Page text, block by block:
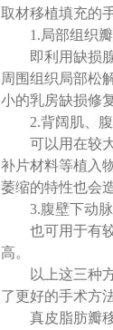
取材移植填充的
1.局部组织
即利用缺损
周围组织局部松
小的乳房缺损修复
2.背阔肌、
可以用在较
补片材料等植入
萎缩的特性也会
3.腹壁下动
也可用于有
高。
以上这三种
了更好的手术方
真皮脂肪瓣